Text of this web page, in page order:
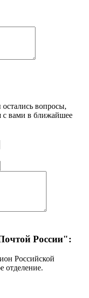
вопросы,
с вами в ближайшее
России":
Российской
отделение.